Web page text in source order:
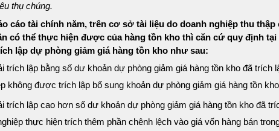
thụ chúng.
cáo tài chính năm, trên cơ sở tài liệu do doanh nghiệp thu
có thể thực hiện được của hàng tồn kho thì căn cứ quy định tại
lập dự phòng giảm giá hàng tồn kho như sau:
trích lập bằng số dư khoản dự phòng giảm giá hàng tồn kho đã trích
không được trích lập bổ sung khoản dự phòng giảm giá hàng tồn
trích lập cao hơn số dư khoản dự phòng giảm giá hàng tồn kho đã
thực hiện trích thêm phần chênh lệch vào giá vốn hàng bán